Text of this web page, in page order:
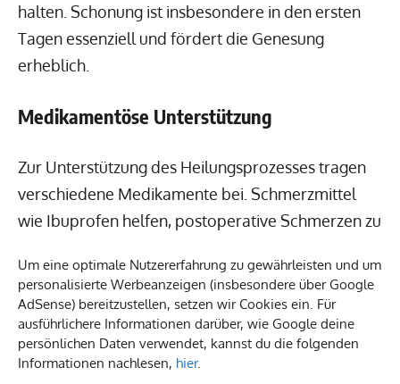
Um eine optimale Nutzererfahrung zu gewährleisten und um
personalisierte Werbeanzeigen (insbesondere über Google
AdSense) bereitzustellen, setzen wir Cookies ein. Für
ausführlichere Informationen darüber, wie Google deine
persönlichen Daten verwendet, kannst du die folgenden
Informationen nachlesen, hier.
halten. Schonung ist insbesondere in den ersten
Tagen essenziell und fördert die Genesung
erheblich.
Medikamentöse Unterstützung
Zur Unterstützung des Heilungsprozesses tragen
verschiedene Medikamente bei. Schmerzmittel
wie Ibuprofen helfen, postoperative Schmerzen zu
Entzündungen die Heilung fördern. Zudem kann
eine Thrombose-Prophylaxe notwendig sein, um
mögliche Komplikationen zu verhindern.